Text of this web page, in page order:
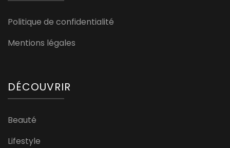
Politique de confidentialité
Mentions légales
DÉCOUVRIR
Beauté
Lifestyle